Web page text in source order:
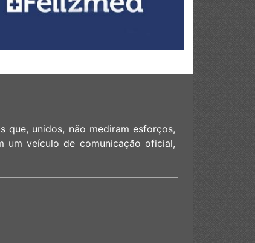
que, unidos, não mediram esforços,
um veículo de comunicação oficial,